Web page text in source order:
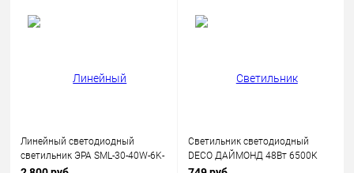
Линейный светодиодный
светильник ЭРА SML-30-40W-6K-
12-B 40Вт 6500K 3600Лм
Светильник светодиодный
DECO ДАЙМОНД 48Вт 6500К
3120лм 230В 377х73мм IN